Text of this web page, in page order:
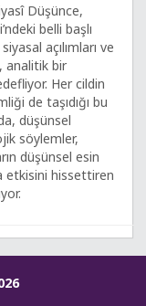
Düşünce,
belli başlı
açılımları ve
analitik bir
Her cildin
de taşıdığı bu
düşünsel
söylemler,
düşünsel esin
etkisini hissettiren